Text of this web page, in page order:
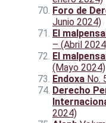
Foro de
Junio 2024)
El
– (Abril
El
(Mayo 2024)
Endoxa No.
Derecho
2024)